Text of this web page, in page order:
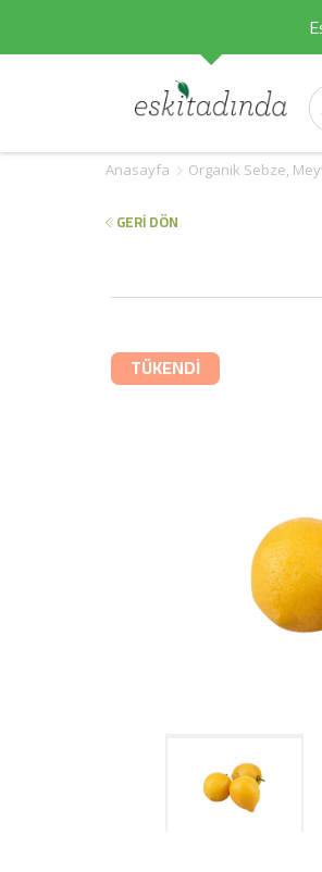
Anasayfa Organik Sebze,
GERİ DÖN
TÜKENDİ